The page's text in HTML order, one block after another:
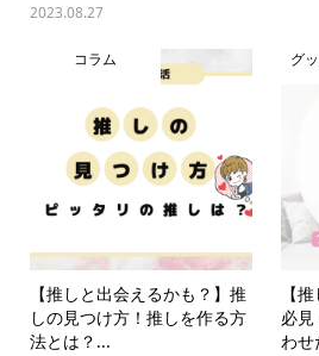
2023.08.27
コラム
【推しと出会えるかも？】推
しの見つけ方！推しを作る方
法とは？...
グ
【
必
わせ